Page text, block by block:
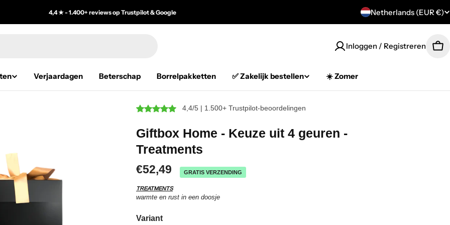
4,4 ★ - 1.400+ reviews op Trustpilot & Google
C
Netherlands (EUR €)
Inloggen / Registreren
Verjaardagen Beterschap Borrelpakketten ✅ Zakelijk bestellen ☀️ Zomer
4,4/5 | 1.500+ Trustpilot-beoordelingen
Giftbox Home - Keuze uit 4 geuren -
Treatments
€52,49 GRATIS VERZENDING
TREATMENTS
warmte en rust in een doosje
Variant